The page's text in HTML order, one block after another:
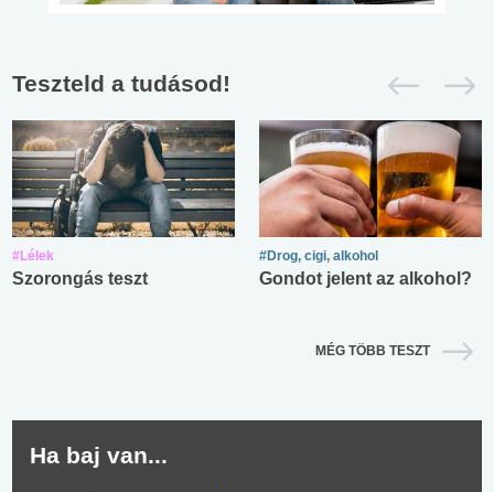
Teszteld a tudásod!
#Lélek
Szorongás teszt
#Drog, cigi, alkohol
Gondot jelent az alkohol?
MÉG TÖBB TESZT
Ha baj van...